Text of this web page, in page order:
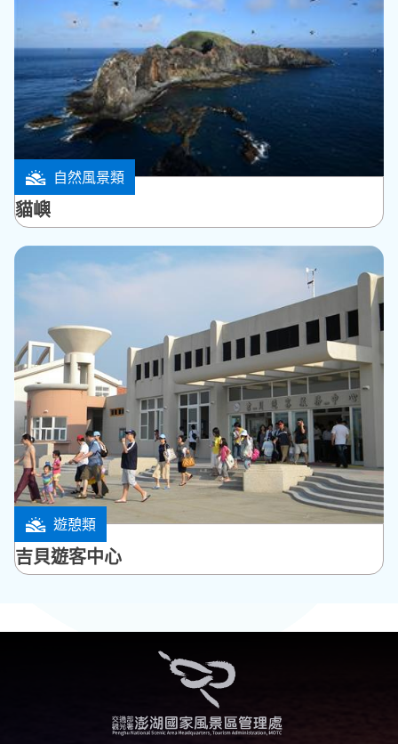
自然風景類
望安鄉
貓嶼
遊憩類
白沙鄉
吉貝遊客中心